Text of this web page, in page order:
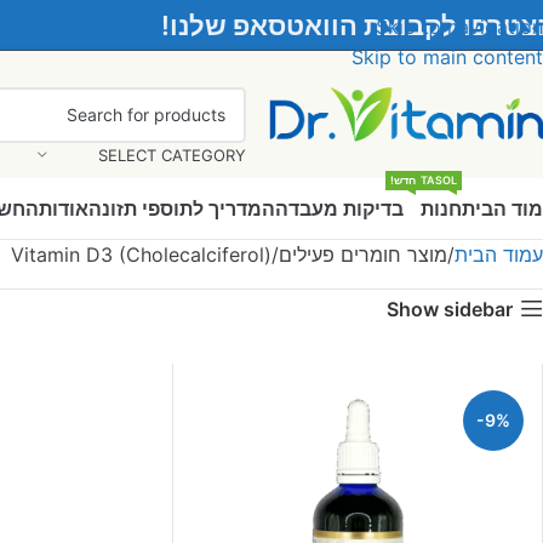
Skip to navigation
Skip to main content
לקבוצת הוואטסאפ שלנו!
SELECT CATEGORY
הביתחנות
VITASOL
בדיקות מעבדה
חדש!
המדריך לתוספי תזונהאודות
עמוד הבית מוצר חומרים פעילים Vitamin D3 (Cholecalciferol)
Show sidebar
-9%